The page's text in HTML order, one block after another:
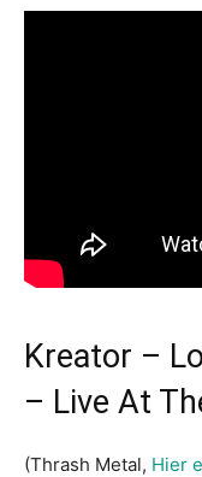
Kreator –
– Live At
(Thrash Metal, Hier